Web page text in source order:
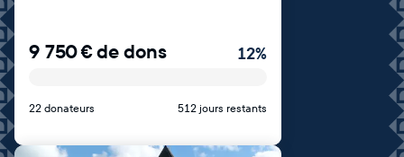
9 750€de dons 12%
22 donateurs 512 jours restants